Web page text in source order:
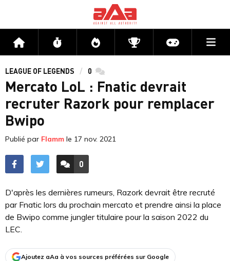
Accueil Flux Directs CompétitionsActu jeux
LEAGUE OF LEGENDS 0 commentaires
Mercato LoL : Fnatic devrait
recruter Razork pour remplacer
Bwipo
Publié par Flamm le 17 nov. 2021
ACCÉDER AUX
0
COMMENTAIRES
D'après les dernières rumeurs, Razork devrait être recruté
par Fnatic lors du prochain mercato et prendre ainsi la place
de Bwipo comme jungler titulaire pour la saison 2022 du
LEC.
Ajoutez aAa à vos sources préférées sur Google